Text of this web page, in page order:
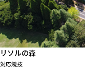
リソルの森
対応競技